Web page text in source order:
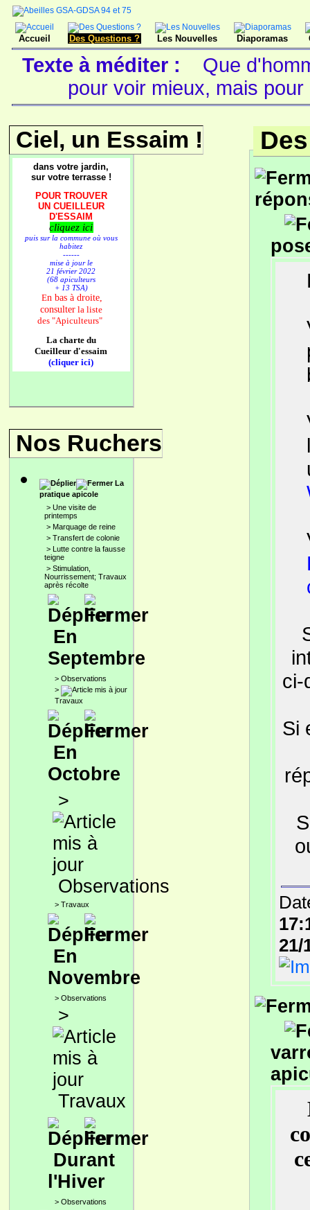
Accueil Des Questions ? Les Nouvelles Diaporamas
Texte à méditer :
Que
pour voir mieux, mais
Ciel, un Essaim !
dans votre jardin,
sur votre terrasse !
POUR TROUVER
UN CUEILLEUR
D'ESSAIM
cliquez ici
puis sur la commune où vous
habitez
------
mise à jour le
21 février 2022
(68 apiculteurs
+ 13 TSA)
En bas à droite,
consulter la liste
des"Apiculteurs"
La charte du
Cueilleur d'essaim
(cliquer ici)
Nos Ruchers
La
pratique apicole
> Une visite de
printemps
> Marquage de reine
> Transfert de colonie
> Lutte contre la fausse
teigne
> Stimulation,
Nourrissement; Travaux
après récolte
En
Septembre
> Observations
>
Travaux
En
Octobre
>
Observations
> Travaux
En
Novembre
> Observations
>
Travaux
Durant
l'Hiver
> Observations
ci-
Si
21/